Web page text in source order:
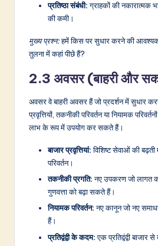
प्रतिष्ठा संबंधी:ग्राहकों की नकारात्मक
की कमी।
मुख्य प्रश्न:हमें किस पर सुधार करने की आवश्यकता
तुलना में कहां पीछे हैं?
2.3 अवसर (बाहरी और
अवसर वे बाहरी अवसर हैं जो प्रदर्शन में सुधार
प्रवृत्तियों, तकनीकी परिवर्तन या नियामक
लाभ के रूप में उपयोग कर सकते हैं।
बाजार प्रवृत्तियां:विशिष्ट सेवाओं की
परिवर्तन।
तकनीकी प्रगति:नए उपकरण जो लागत
गुणवत्ता को बढ़ा सकते हैं।
नियामक परिवर्तन:नए कानून जो नए
हैं।
प्रतिद्वंद्वी के कदम:एक प्रतिद्वंद्वी बाजार